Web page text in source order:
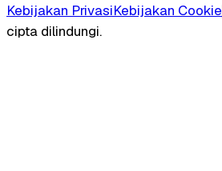
Kebijakan PrivasiKebijakan Cookie
cipta dilindungi.